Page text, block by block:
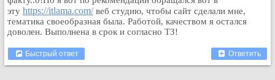
Физкультура и спорт
Видео и Кино
Космос
эту https://itlama.com/веб студию, чтобы сайт сделали мне,
тематика своеобразная была. Работой, качеством я остался
доволен. Выполнена в срок и согласно ТЗ!
Быстрый ответ Ответить